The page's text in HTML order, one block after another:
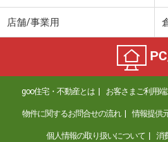
店舗/事業用
goo住宅・不動産とは お客さまご利用
物件に関するお問合せの流れ 情報提供
個人情報の取り扱いについて 消